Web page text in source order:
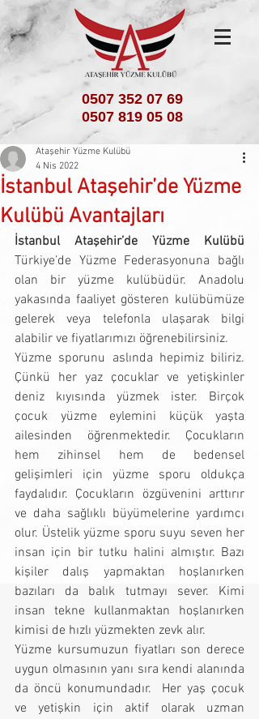
0507 352 07 69
0507 819 05 08
İstanbul Ataşehir’de Yüzme
Kulübü Avantajları
Ataşehir Yüzme Kulübü
4 Nis 2022
İstanbul Ataşehir’de Yüzme Kulübü
Türkiye’de Yüzme Federasyonuna bağlı
olan bir yüzme kulübüdür. Anadolu
yakasında faaliyet gösteren kulübümüze
gelerek veya telefonla ulaşarak bilgi
alabilir ve fiyatlarımızı öğrenebilirsiniz.
Yüzme sporunu aslında hepimiz biliriz.
Çünkü her yaz çocuklar ve yetişkinler
deniz kıyısında yüzmek ister. Birçok
çocuk yüzme eylemini küçük yaşta
ailesinden öğrenmektedir. Çocukların
hem zihinsel hem de bedensel
gelişimleri için yüzme sporu oldukça
faydalıdır. Çocukların özgüvenini arttırır
ve daha sağlıklı büyümelerine yardımcı
olur. Üstelik yüzme sporu suyu seven her
insan için bir tutku halini almıştır. Bazı
kişiler dalış yapmaktan hoşlanırken
bazıları da balık tutmayı sever. Kimi
insan tekne kullanmaktan hoşlanırken
kimisi de hızlı yüzmekten zevk alır.
Yüzme kursumuzun fiyatları son derece
uygun olmasının yanı sıra kendi alanında
da öncü konumundadır.  Her yaş çocuk
ve yetişkin için aktif olarak uzman